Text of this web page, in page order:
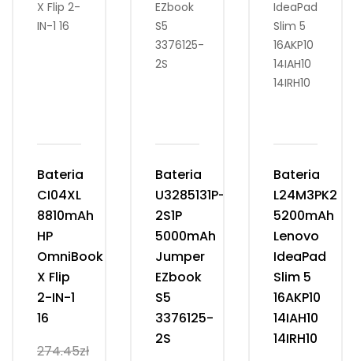
Bateria
CI04XL
8810mAh
HP
OmniBook
X Flip
2-IN-1
16
274.45zł
Bateria
U3285131P-
2S1P
5000mAh
Jumper
EZbook
S5
3376125-
2S
Bateria
L24M3PK2
5200mAh
Lenovo
IdeaPad
Slim 5
16AKP10
14IAH10
14IRH10